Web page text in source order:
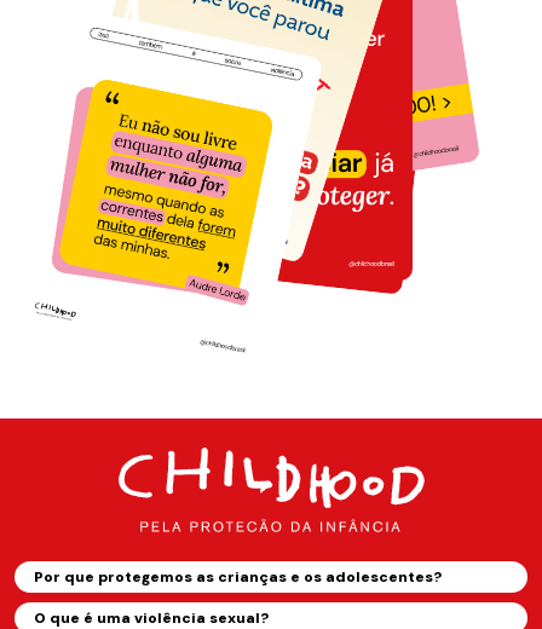
Por que protegemos as crianças e os adolescentes?
O que é uma violência sexual?